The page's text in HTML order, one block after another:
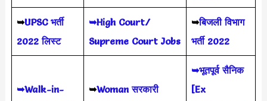
➥UPSC भर्ती
2022 लिस्ट
➥High Court/
Supreme Court Jobs
➥बिजली विभाग
भर्ती 2022
➥Walk-in-
➥Woman सरकारी
➥भूतपूर्व सैनिक
[Ex